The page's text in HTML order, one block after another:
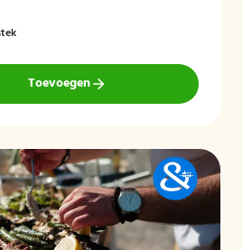
Toevoegen